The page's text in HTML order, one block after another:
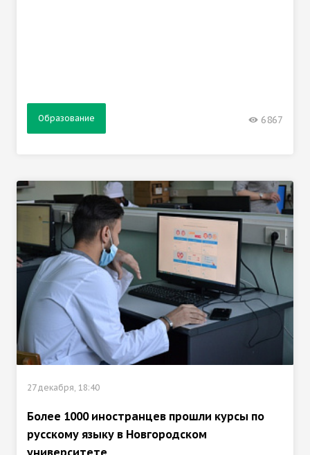
Образование 6867
27 декабря, 18:40
Более 1000 иностранцев прошли курсы по
русскому языку в Новгородском